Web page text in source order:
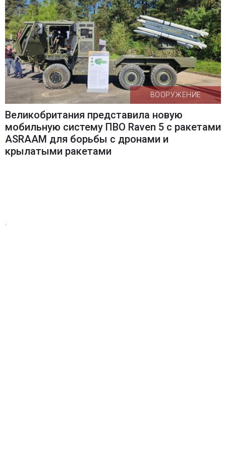
ВООРУЖЕНИЕ
Великобритания представила новую
мобильную систему ПВО Raven 5 с ракетами
ASRAAM для борьбы с дронами и
крылатыми ракетами
.